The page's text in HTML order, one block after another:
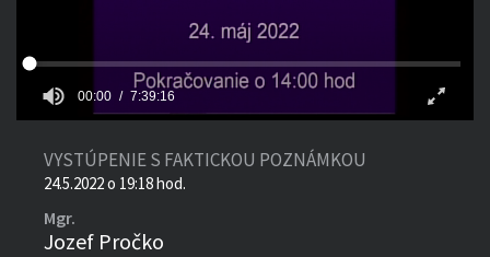
00:00 7:39:16
VYSTÚPENIE S FAKTICKOU POZNÁMKOU
24.5.2022 o 19:18 hod.
Mgr.
Jozef Pročko